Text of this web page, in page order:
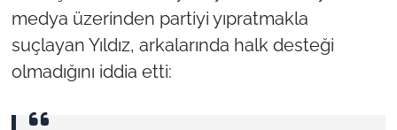
medya üzerinden partiyi yıpratmakla
suçlayan Yıldız, arkalarında halk desteği
olmadığını iddia etti: